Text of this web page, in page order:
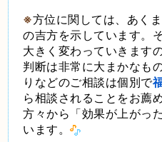
※方位に関しては、あく
の吉方を示しています。
大きく変わっていきます
判断は非常に大まかなも
りなどのご相談は個別で
ら相談されることをお薦
方々から「効果が上がっ
います。